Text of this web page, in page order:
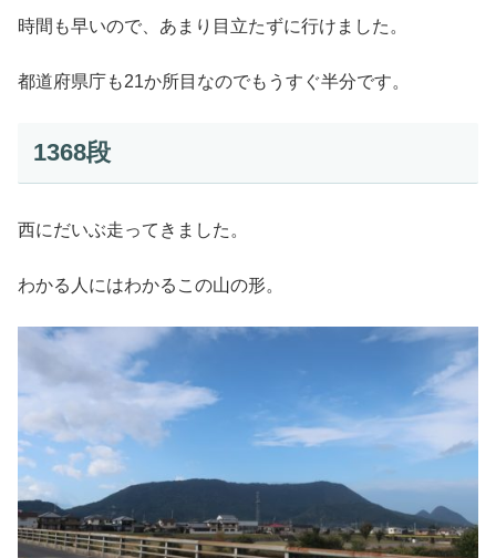
時間も早いので、あまり目立たずに行けました。
都道府県庁も21か所目なのでもうすぐ半分です。
1368段
西にだいぶ走ってきました。
わかる人にはわかるこの山の形。